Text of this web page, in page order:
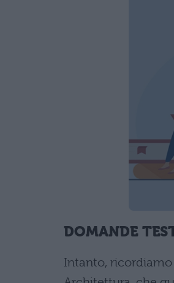
DOMANDE
Intanto, ricordiamo